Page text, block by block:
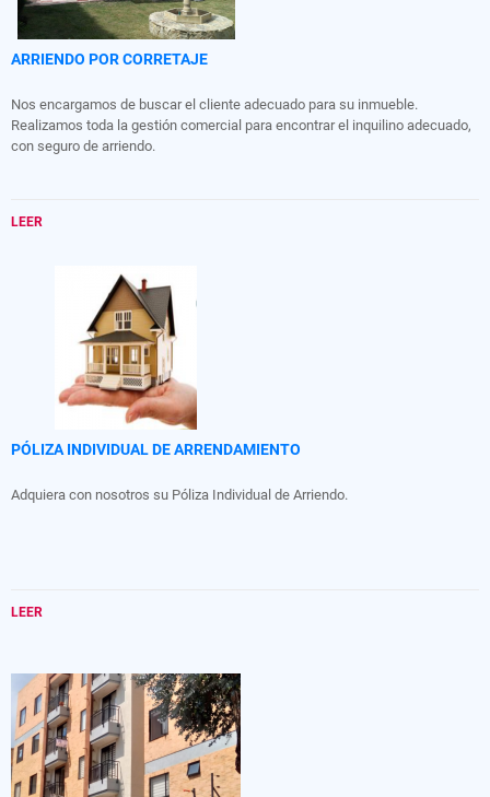
ARRIENDO POR CORRETAJE
Nos encargamos de buscar el cliente adecuado para su inmueble.
Realizamos toda la gestión comercial para encontrar el inquilino adecuado,
con seguro de arriendo.
LEER
PÓLIZA INDIVIDUAL DE ARRENDAMIENTO
Adquiera con nosotros su Póliza Individual de Arriendo.
LEER